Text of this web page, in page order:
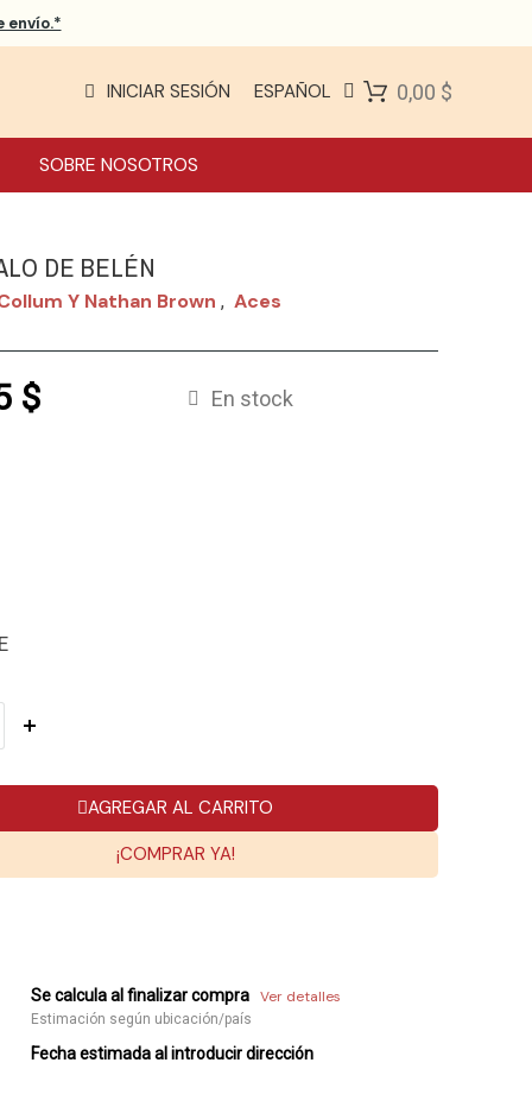
envío.*
INICIAR SESIÓN ESPAÑOL 0,00 $
SOBRE NOSOTROS
DE BELÉN
Y Nathan Brown , Aces
$
En stock
AGREGAR AL CARRITO
¡COMPRAR YA!
Se calcula al finalizar compra Ver detalles
Estimación según ubicación/país
Fecha estimada al introducir dirección